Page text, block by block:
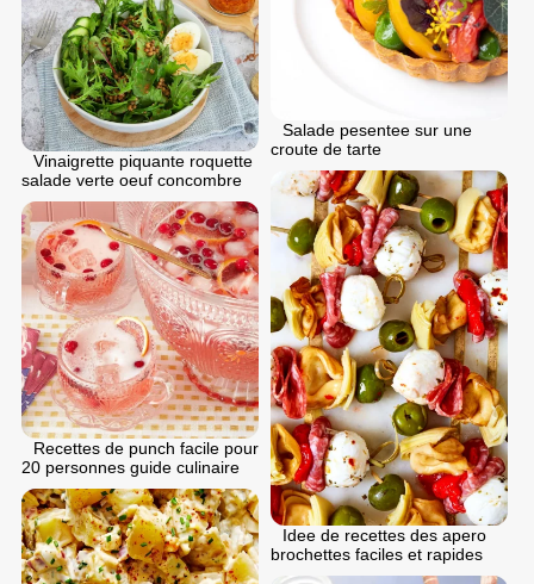
Salade pesentee sur une
croute de tarte
Vinaigrette piquante roquette
salade verte oeuf concombre
Idee de recettes des apero
brochettes faciles et rapides
Recettes de punch facile pour
20 personnes guide culinaire